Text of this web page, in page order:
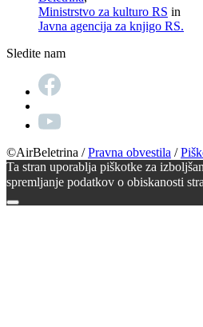
Ministrstvo za kulturo RS in
Javna agencija za knjigo RS.
Sledite nam
©AirBeletrina /Pravna obvestila /
Ta stran uporablja piškotke za
spremljanje podatkov o obiskanosti